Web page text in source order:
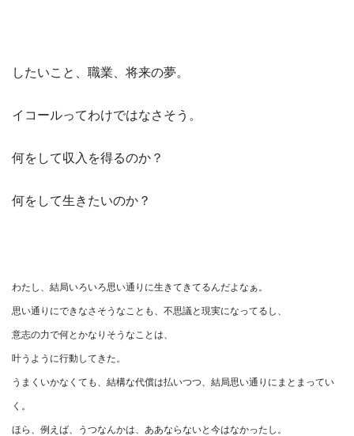
したいこと、職業、将来の夢。
イコールってわけではなさそう。
何をして収入を得るのか？
何をして生きたいのか？
わたし、結局いろいろ思い通りに生きてきてるんだよなぁ。
思い通りにできなさそうなことも、不思議と現実になってるし、
意志の力で何とかなりそうなことは、
叶うように行動してきた。
うまくいかなくても、結構な代償は払いつつ、結局思い通りにまとまってい
く。
ほら、例えば、うつなんかは、ああならないと今はなかったし。